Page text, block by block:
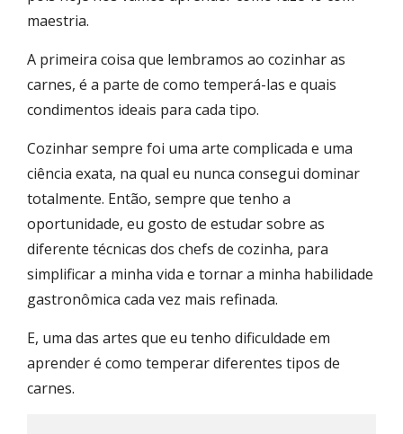
maestria.
A primeira coisa que lembramos ao cozinhar as
carnes, é a parte de como temperá-las e quais
condimentos ideais para cada tipo.
Cozinhar sempre foi uma arte complicada e uma
ciência exata, na qual eu nunca consegui dominar
totalmente. Então, sempre que tenho a
oportunidade, eu gosto de estudar sobre as
diferente técnicas dos chefs de cozinha, para
simplificar a minha vida e tornar a minha habilidade
gastronômica cada vez mais refinada.
E, uma das artes que eu tenho dificuldade em
aprender é como temperar diferentes tipos de
carnes.